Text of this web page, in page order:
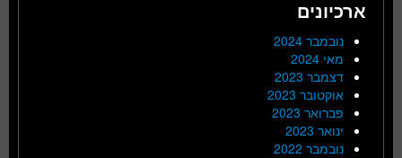
ארכיונים
נובמבר 2024
מאי 2024
דצמבר 2023
אוקטובר 2023
פברואר 2023
ינואר 2023
נובמבר 2022